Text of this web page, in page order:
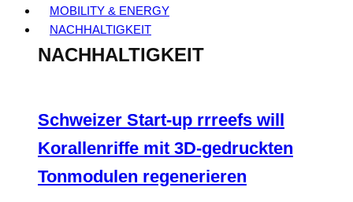
MOBILITY & ENERGY
NACHHALTIGKEIT
NACHHALTIGKEIT
Schweizer Start-up rrreefs will
Korallenriffe mit 3D-gedruckten
Tonmodulen regenerieren